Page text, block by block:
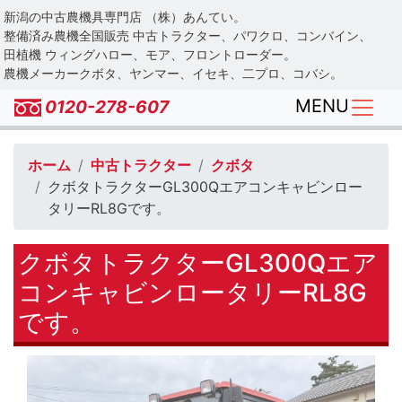
Skip
to
main
content
新潟の中古農機具専門店 （株）あんてい。
整備済み農機全国販売 中古トラクター、パワクロ、コンバイン、
田植機 ウィングハロー、モア、フロントローダー。
農機メーカークボタ、ヤンマー、イセキ、二プロ、コバシ。
0120-278-607 MENU
ホーム 中古トラクター
クボタ
クボタトラクターGL300Qエアコンキャビンロー
タリーRL8Gです。
クボタトラクターGL300Qエア
コンキャビンロータリーRL8G
です。